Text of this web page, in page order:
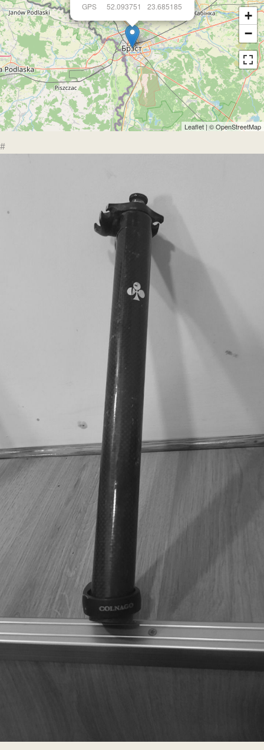
GPS 52.093751 23.685185
+
−
Leaflet| ©OpenStreetMap
#